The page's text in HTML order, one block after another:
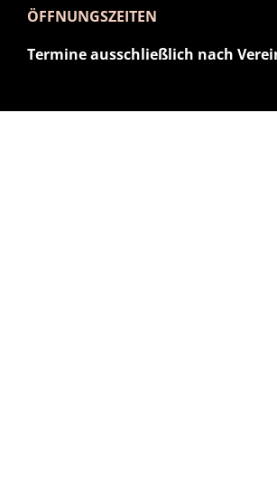
ÖFFNUNGSZEITEN
Termine ausschließlich nach